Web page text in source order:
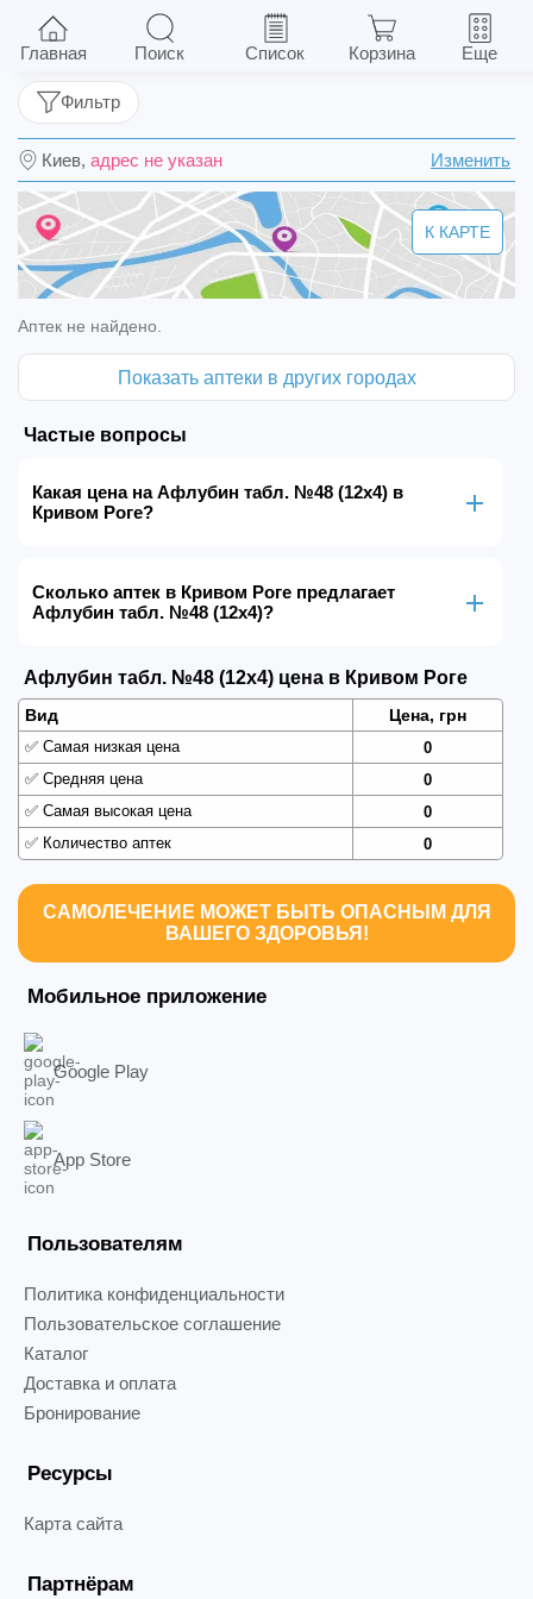
Афлубин табл. №48 (12х4)
Киев, адрес не указан Изменить
Фильтр
К КАРТЕ
Аптек не найдено.
Показать аптеки в других городах
Частые вопросы
Какая цена на Афлубин табл. №48 (12х4) в
Кривом Роге?
Сколько аптек в Кривом Роге предлагает
Афлубин табл. №48 (12х4)?
Афлубин табл. №48 (12х4) цена в Кривом Роге
Вид Цена, грн
✅ Самая низкая цена
0
✅ Средняя цена
0
✅ Самая высокая цена
0
✅ Количество аптек 0
САМОЛЕЧЕНИЕ МОЖЕТ БЫТЬ ОПАСНЫМ ДЛЯ
ВАШЕГО ЗДОРОВЬЯ!
Мобильное приложение
Google Play
App Store
Пользователям
Политика конфиденциальности
Пользовательское соглашение
Каталог
Доставка и оплата
Бронирование
Ресурсы
Карта сайта
Партнёрам
Главная Поиск Список Корзина Еще